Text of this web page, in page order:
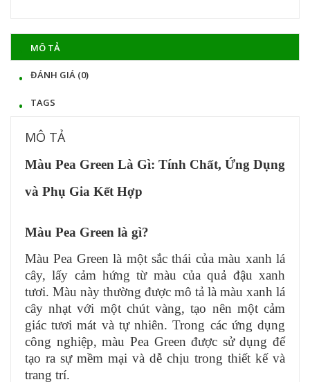
MÔ TẢ
ĐÁNH GIÁ (0)
TAGS
MÔ TẢ
Màu Pea Green Là Gì: Tính Chất, Ứng Dụng
và Phụ Gia Kết Hợp
Màu Pea Green là gì?
Màu Pea Green là một sắc thái của màu xanh lá
cây, lấy cảm hứng từ màu của quả đậu xanh
tươi. Màu này thường được mô tả là màu xanh lá
cây nhạt với một chút vàng, tạo nên một cảm
giác tươi mát và tự nhiên. Trong các ứng dụng
công nghiệp, màu Pea Green được sử dụng để
tạo ra sự mềm mại và dễ chịu trong thiết kế và
trang trí.